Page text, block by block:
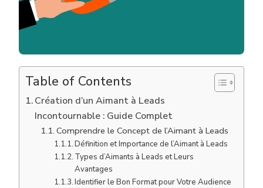
Table of Contents
Création d’un Aimant à Leads
Incontournable : Guide Complet
Comprendre le Concept de l’Aimant à Leads
Définition et Importance de l’Aimant à Leads
Types d’Aimants à Leads et Leurs
Avantages
Identifier le Bon Format pour Votre Audience